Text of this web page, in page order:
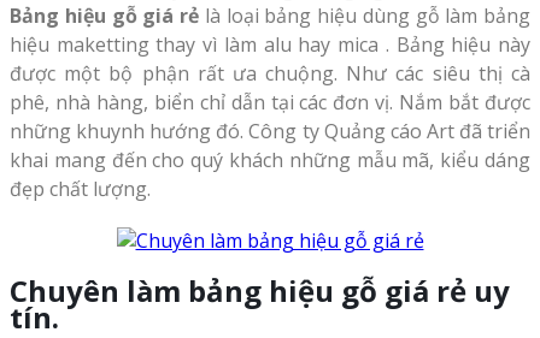
Bảng hiệu gỗ giá rẻ là loại bảng hiệu dùng gỗ làm bảng
hiệu maketting thay vì làm alu hay mica . Bảng hiệu này
được một bộ phận rất ưa chuộng. Như các siêu thị cà
phê, nhà hàng, biển chỉ dẫn tại các đơn vị. Nắm bắt được
những khuynh hướng đó. Công ty Quảng cáo Art đã triển
khai mang đến cho quý khách những mẫu mã, kiểu dáng
đẹp chất lượng.
Chuyên làm bảng hiệu gỗ giá rẻ uy
tín.